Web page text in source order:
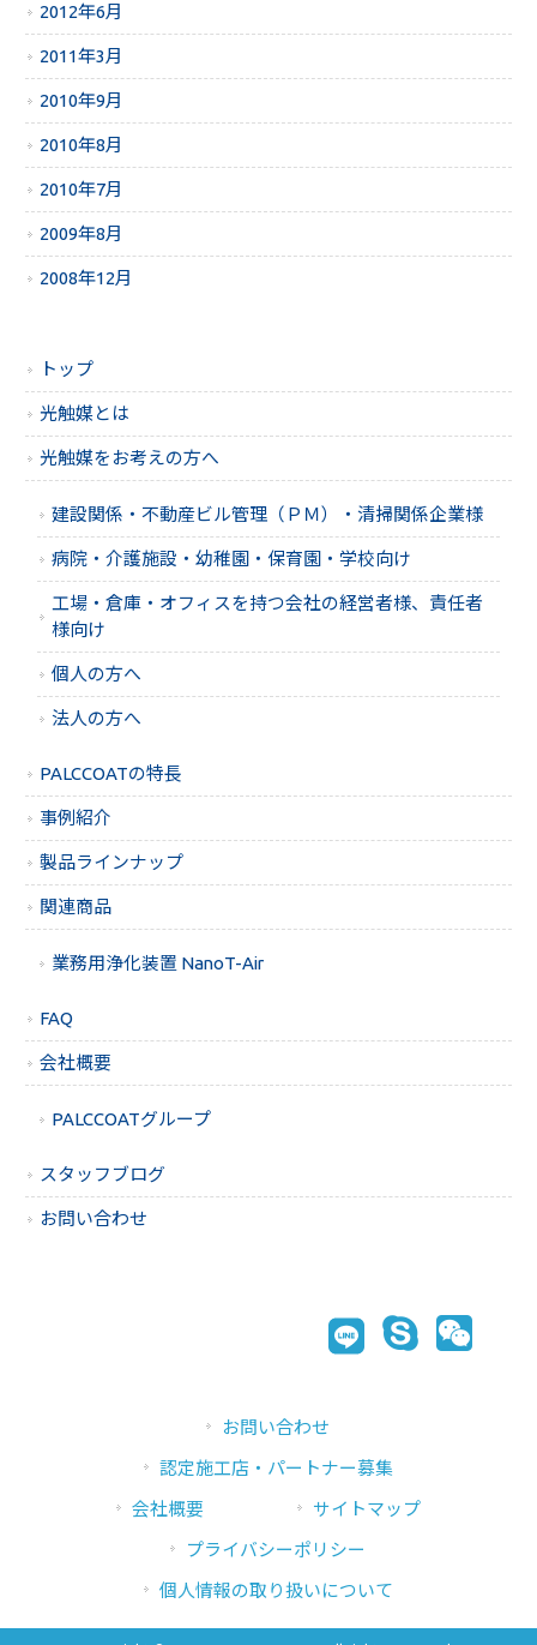
2012年6月
2011年3月
2010年9月
2010年8月
2010年7月
2009年8月
2008年12月
トップ
光触媒とは
光触媒をお考えの方へ
建設関係・不動産ビル管理（ＰＭ）・清掃関係企業様
病院・介護施設・幼稚園・保育園・学校向け
工場・倉庫・オフィスを持つ会社の経営者様、責任者
様向け
個人の方へ
法人の方へ
PALCCOATの特長
事例紹介
製品ラインナップ
関連商品
業務用浄化装置 NanoT-Air
FAQ
会社概要
PALCCOATグループ
スタッフブログ
お問い合わせ
お問い合わせ
認定施工店・パートナー募集
会社概要
サイトマップ
プライバシーポリシー
個人情報の取り扱いについて